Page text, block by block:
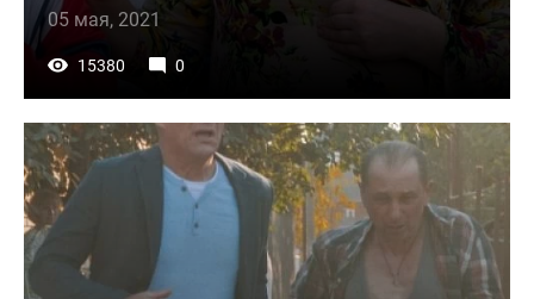
05 мая, 2021
15380 0